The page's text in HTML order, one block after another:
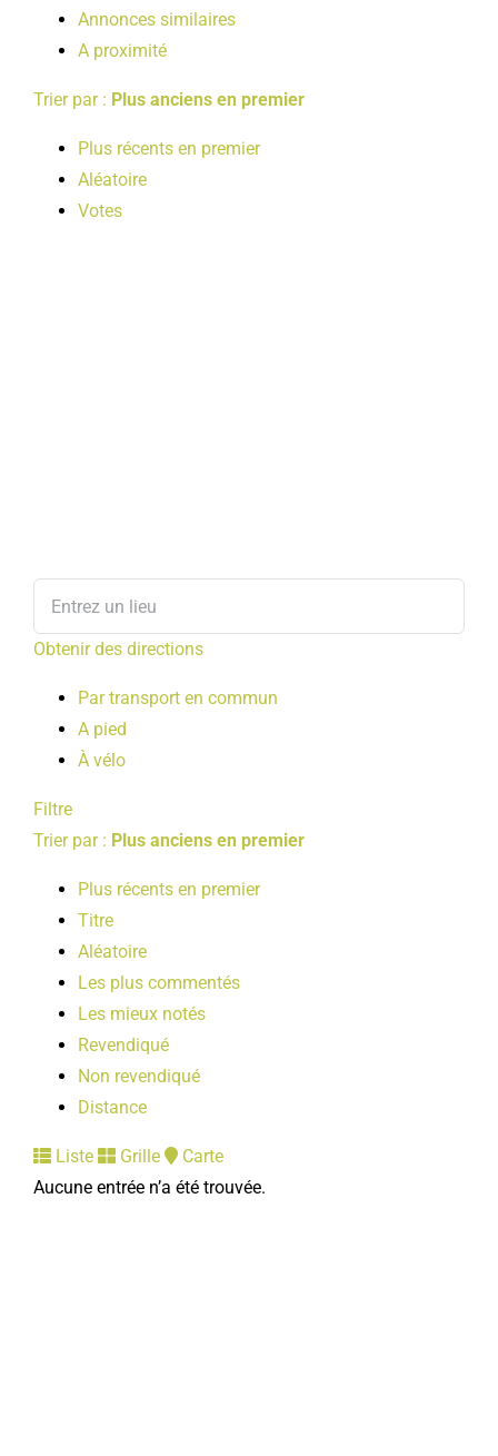
Annonces similaires
A proximité
Trier par : Plus anciens en premier
Plus récents en premier
Aléatoire
Votes
Obtenir des directions
Par transport en commun
A pied
À vélo
Filtre
Trier par : Plus anciens en premier
Plus récents en premier
Titre
Aléatoire
Les plus commentés
Les mieux notés
Revendiqué
Non revendiqué
Distance
Liste Grille
Carte
Aucune entrée n’a été trouvée.